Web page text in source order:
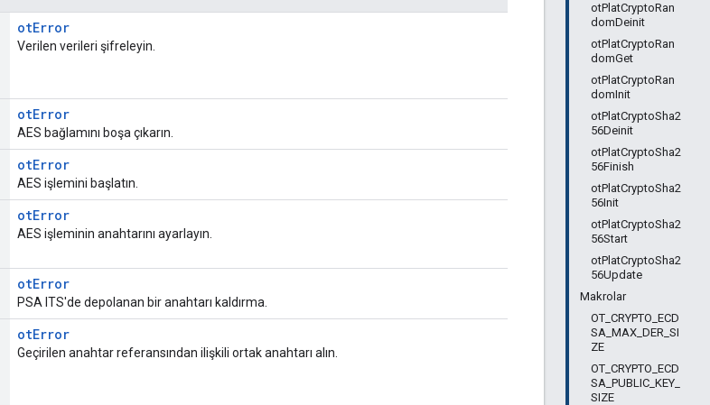
otPlatCryptoRan
domDeinit
otPlatCryptoRan
domGet
otPlatCryptoRan
domInit
otPlatCryptoSha2
56Deinit
otPlatCryptoSha2
56Finish
otPlatCryptoSha2
56Init
otPlatCryptoSha2
56Start
otPlatCryptoSha2
56Update
Makrolar
OT_CRYPTO_ECD
SA_MAX_DER_SI
ZE
OT_CRYPTO_ECD
SA_PUBLIC_KEY_
SIZE
otError
Verilen verileri şifreleyin.
otError
AES bağlamını boşa çıkarın.
otError
AES işlemini başlatın.
otError
AES işleminin anahtarını ayarlayın.
otError
PSA ITS'de depolanan bir anahtarı kaldırma.
otError
Geçirilen anahtar referansından ilişkili ortak anahtarı alın.